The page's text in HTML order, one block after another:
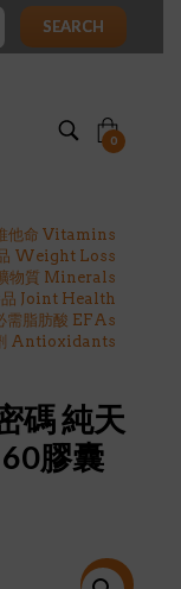
SEARCH
0
他命 Vitamins
Weight Loss
物質 Minerals
品 Joint Health
需脂肪酸 EFAs
Antioxidants
碼 純天
膠囊
特價!